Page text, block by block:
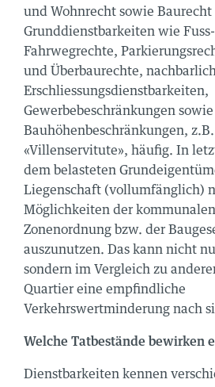
und Wohnrecht sowie
Grunddienstbarkeiten wie
Fahrwegrechte,
und Überbaurechte,
Erschliessungsdienstbarkeiten,
Gewerbebeschränkungen
Bauhöhenbeschränkungen, z.B.
«Villenservitute», häufig. In
dem belasteten
Liegenschaft (vollumfänglich)
Möglichkeiten der
Zonenordnung bzw. der
auszunutzen. Das kann nicht
sondern im Vergleich zu
Quartier eine empfindliche
Verkehrswertminderung nach
Welche Tatbestände bewirken
Dienstbarkeiten kennen